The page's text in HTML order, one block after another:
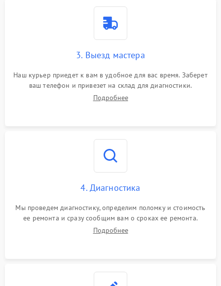
3. Выезд мастера
Наш курьер приедет к вам в удобное для вас время. Заберет
ваш телефон и привезет на склад для диагностики.
Подробнее
4. Диагностика
Мы проведем диагностику, определим поломку и стоимость
ее ремонта и сразу сообщим вам о сроках ее ремонта.
Подробнее